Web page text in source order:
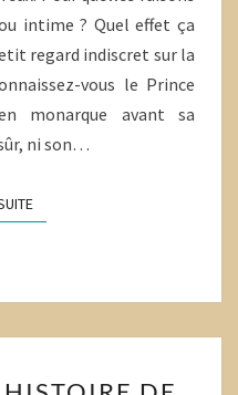
intime ? Quel effet ça
regard indiscret sur la
vous le Prince
monarque avant sa
ni son…
LIRE LA SUITE